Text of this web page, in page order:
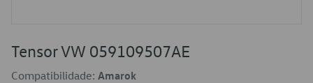
Tensor VW 059109507AE
Compatibilidade: Amarok